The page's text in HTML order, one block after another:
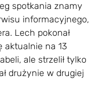
spotkania znamy
informacyjnego,
Lech pokonał
aktualnie na 13
ale strzelił tylko
drużynie w drugiej